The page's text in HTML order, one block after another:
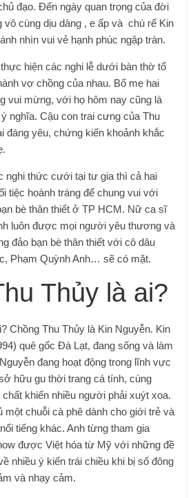
đạo. Đến ngày quan trọng của đời
vô cùng dịu dàng , e ấp và chú rể Kin
nhìn vui vẻ hạnh phúc ngập tràn.
hiện các nghi lễ dưới bàn thờ tổ
vợ chồng của nhau. Bố mẹ hai
vui mừng, với họ hôm nay cũng là
nghĩa. Cậu con trai cưng của Thu
đáng yêu, chứng kiến khoảnh khắc
nghi thức cưới tại tư gia thì cả hai
tiệc hoành tráng để chung vui với
bè thân thiết ở TP HCM. Nữ ca sĩ
luôn được mọi người yêu thương và
đảo bạn bè thân thiết với cô dâu
Phạm Quỳnh Anh… sẽ có mặt.
Thủy là ai?
Chồng Thu Thủy là Kin Nguyễn. Kin
quê gốc Đà Lạt, đang sống và làm
đang hoạt động trong lĩnh vực
hữu gu thời trang cá tính, cùng
khiến nhiều người phải xuýt xoa.
chuỗi cà phê dành cho giới trẻ và
tiếng khác. Anh từng tham gia
được Việt hóa từ Mỹ với những đề
nhiều ý kiến trái chiều khi bị số đông
và nhạy cảm.